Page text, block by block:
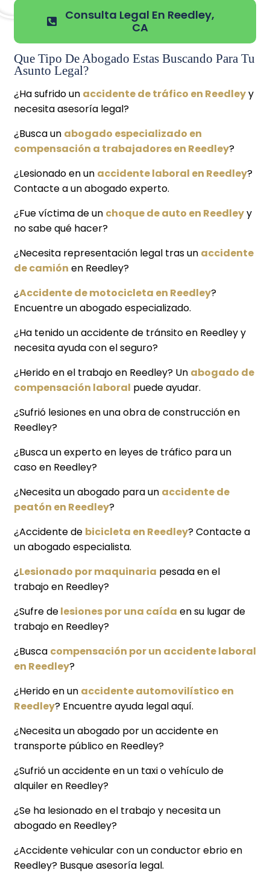
Consulta Legal En Reedley,
CA
Que Tipo De Abogado Estas Buscando Para Tu
Asunto Legal?
¿Ha sufrido un accidente de tráfico en Reedleyy
necesita asesoría legal?
¿Busca un abogado especializado en
compensación a trabajadores en Reedley?
¿Lesionado en un accidente laboral en Reedley?
Contacte a un abogado experto.
¿Fue víctima de un choque de auto en Reedleyy
no sabe qué hacer?
¿Necesita representación legal tras un accidente
de camión en Reedley?
¿Accidente de motocicleta en Reedley?
Encuentre un abogado especializado.
¿Ha tenido un accidente de tránsito en Reedley y
necesita ayuda con el seguro?
¿Herido en el trabajo en Reedley? Un abogado de
compensación laboral puede ayudar.
¿Sufrió lesiones en una obra de construcción en
Reedley?
¿Busca un experto en leyes de tráfico para un
caso en Reedley?
¿Necesita un abogado para un accidente de
peatón en Reedley?
¿Accidente de bicicleta en Reedley? Contacte a
un abogado especialista.
¿Lesionado por maquinaria pesada en el
trabajo en Reedley?
¿Sufre delesiones por una caída en su lugar de
trabajo en Reedley?
¿Busca compensación por un accidente laboral
en Reedley?
¿Herido en un accidente automovilístico en
Reedley? Encuentre ayuda legal aquí.
¿Necesita un abogado por un accidente en
transporte público en Reedley?
¿Sufrió un accidente en un taxi o vehículo de
alquiler en Reedley?
¿Se ha lesionado en el trabajo y necesita un
abogado en Reedley?
¿Accidente vehicular con un conductor ebrio en
Reedley? Busque asesoría legal.